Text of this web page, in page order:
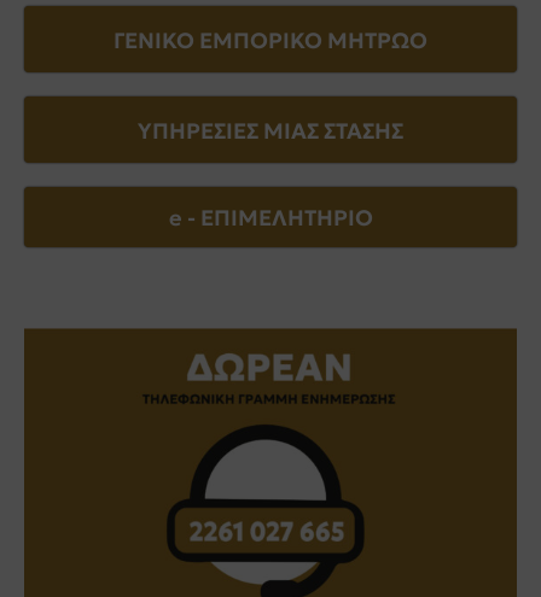
ΓΕΝΙΚΟ ΕΜΠΟΡΙΚΟ ΜΗΤΡΩΟ
ΥΠΗΡΕΣΙΕΣ ΜΙΑΣ ΣΤΑΣΗΣ
e - EΠΙΜΕΛΗΤΗΡΙΟ